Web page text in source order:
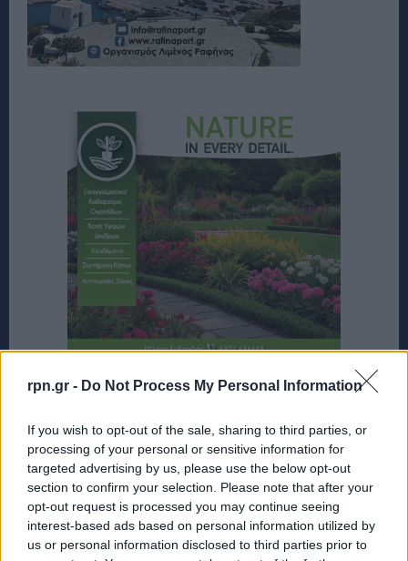
rpn.gr - Do Not Process My Personal Information
If you wish to opt-out of the sale, sharing to third parties, or
processing of your personal or sensitive information for
targeted advertising by us, please use the below opt-out
section to confirm your selection. Please note that after your
opt-out request is processed you may continue seeing
interest-based ads based on personal information utilized by
us or personal information disclosed to third parties prior to